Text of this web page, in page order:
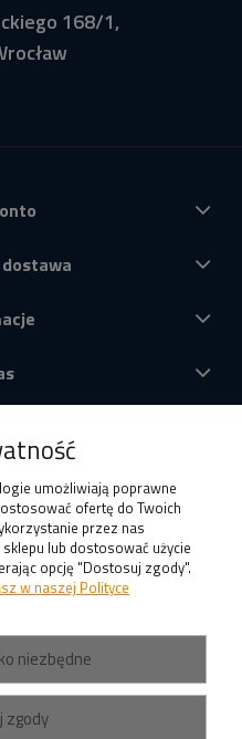
168/1,
umożliwiają poprawne
ofertę do Twoich
przez nas
lub dostosować użycie
opcję "Dostosuj zgody".
w naszej Polityce
niezbędne
zgody